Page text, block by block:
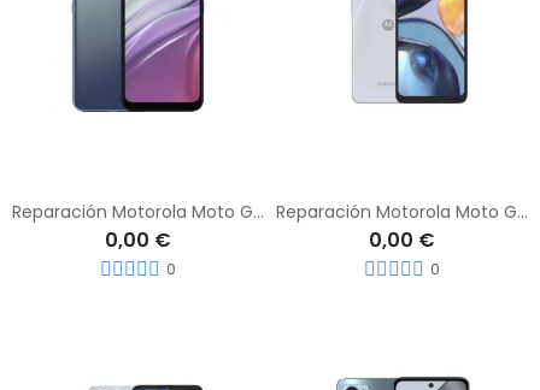
Reparación Motorola Moto G20
0,00 €
0
Reparación Motorola Moto G22
0,00 €
0